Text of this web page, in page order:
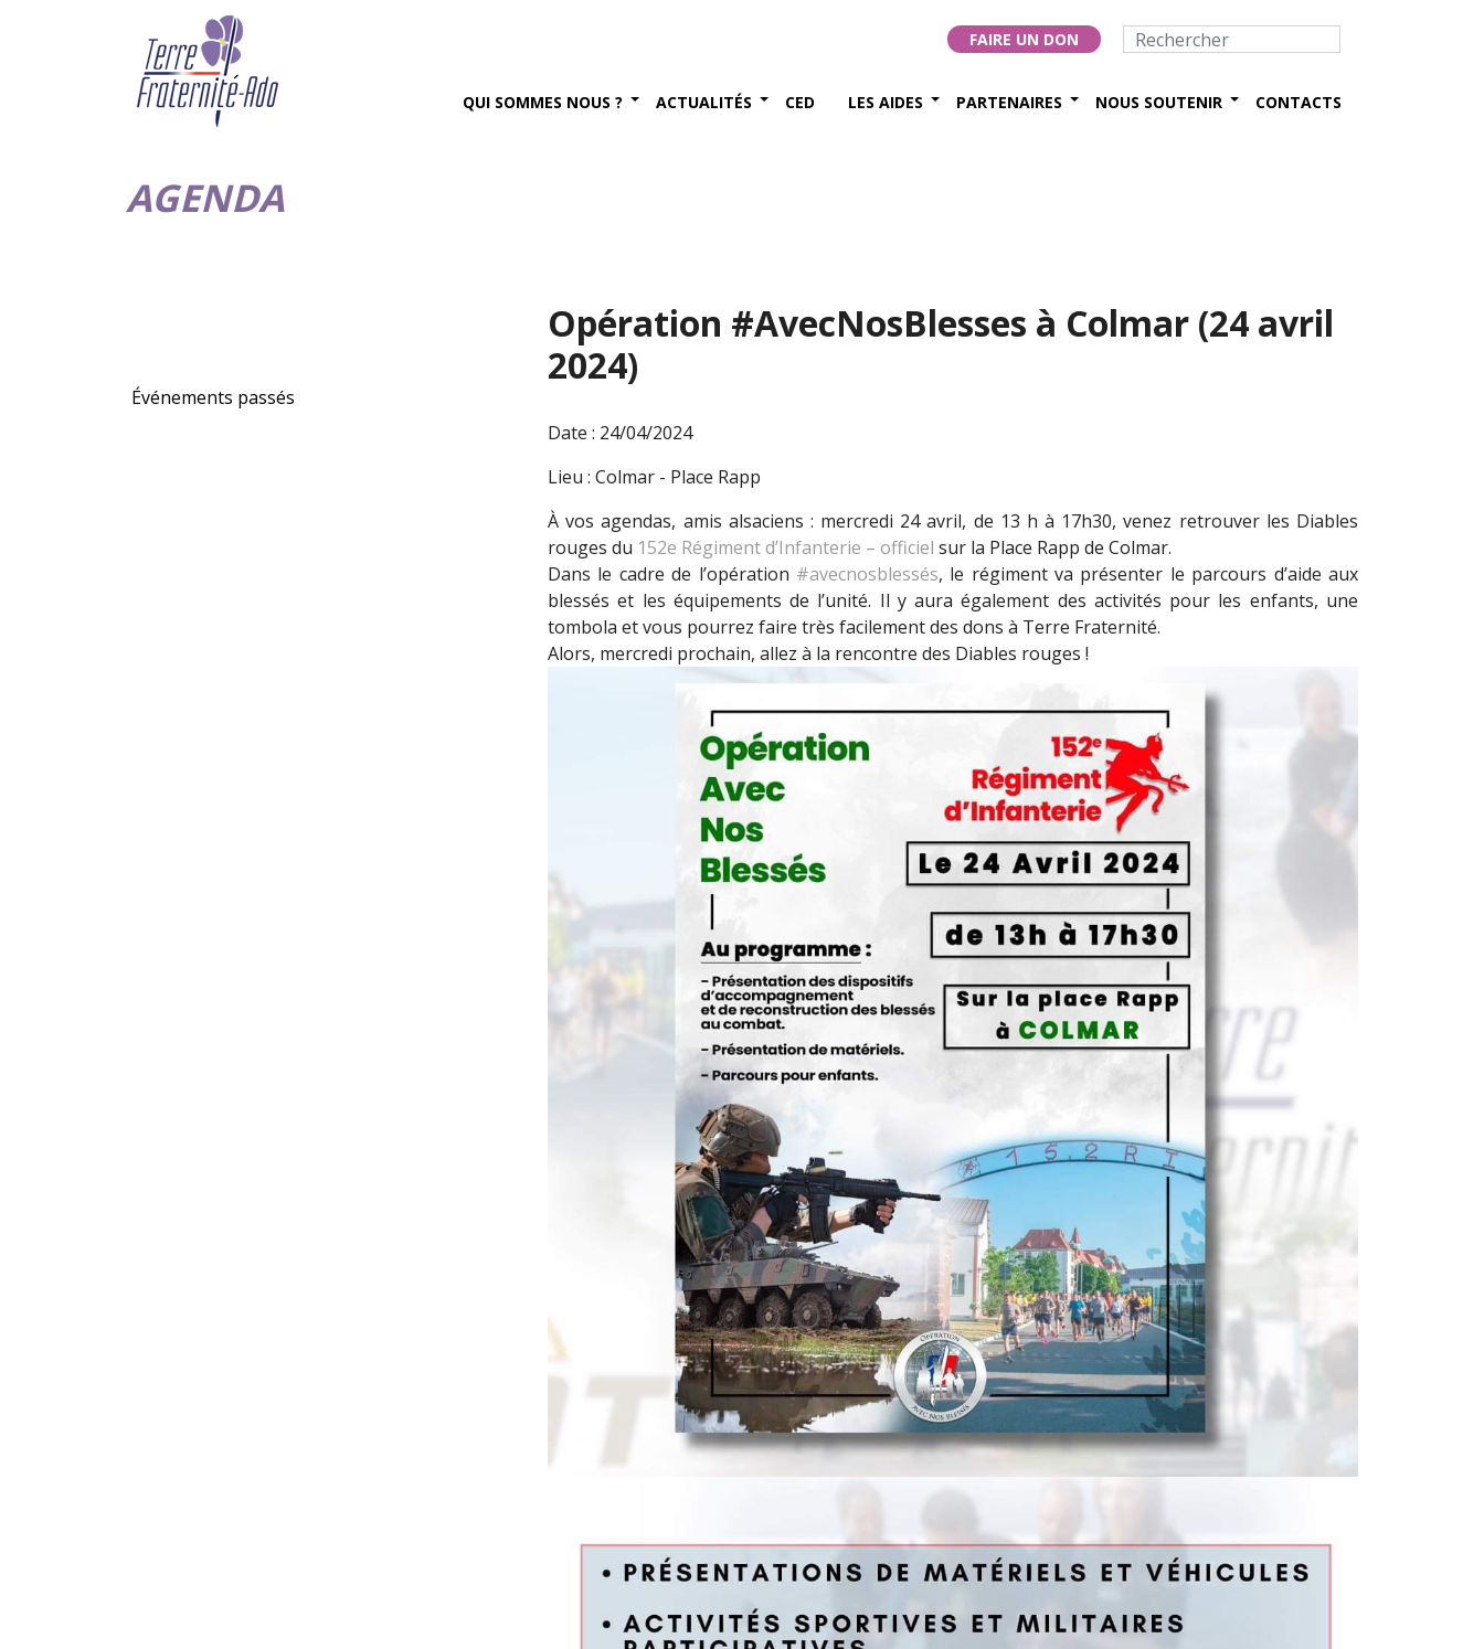
FAIRE UN DON
QUI SOMMES NOUS ? ACTUALITÉS CED LES AIDES PARTENAIRES NOUS SOUTENIR CONTACTS
AGENDA
Événements passés
Opération #AvecNosBlesses à Colmar (24 avril
2024)
Date : 24/04/2024
Lieu : Colmar - Place Rapp
À vos agendas, amis alsaciens : mercredi 24 avril, de 13 h à 17h30, venez retrouver les Diables
rouges du 152e Régiment d’Infanterie – officiel sur la Place Rapp de Colmar.
Dans le cadre de l’opération #avecnosblessés, le régiment va présenter le parcours d’aide aux
blessés et les équipements de l’unité. Il y aura également des activités pour les enfants, une
tombola et vous pourrez faire très facilement des dons à Terre Fraternité.
Alors, mercredi prochain, allez à la rencontre des Diables rouges !